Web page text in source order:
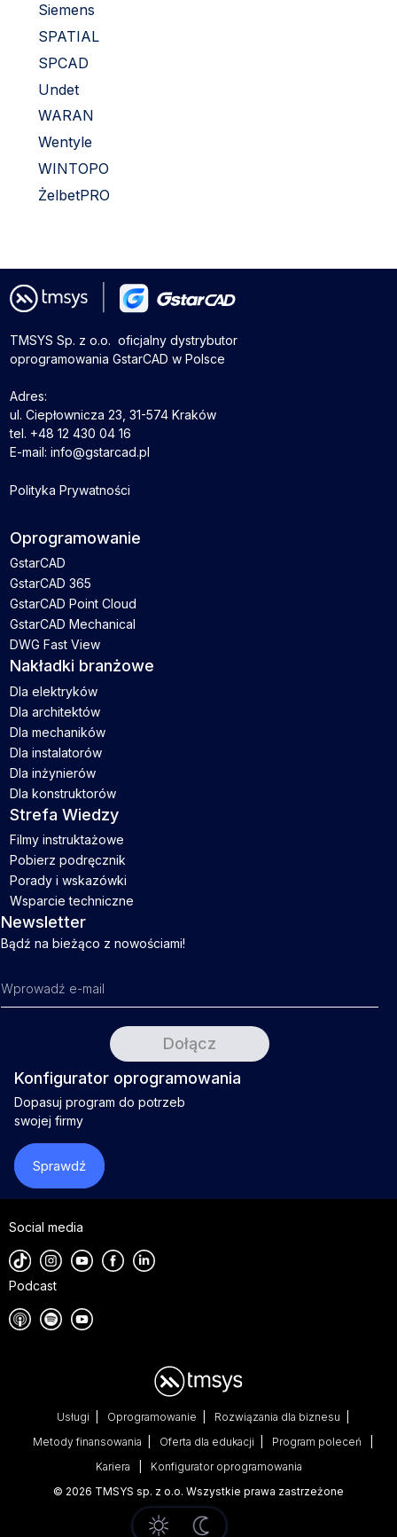
Siemens
SPATIAL
SPCAD
Undet
WARAN
Wentyle
WINTOPO
ŻelbetPRO
TMSYS Sp. z o.o. ­ oficjalny dystrybutor
oprogramowania GstarCAD w Polsce
Adres:
ul. Ciepłownicza 23, 31-574 Kraków
tel. +48 12 430 04 16
E-mail: info@gstarcad.pl
Polityka Prywatności
Oprogramowanie
GstarCAD
GstarCAD 365
GstarCAD Point Cloud
GstarCAD Mechanical
DWG Fast View
Nakładki branżowe
Dla elektryków
Dla architektów
Dla mechaników
Dla instalatorów
Dla inżynierów
Dla konstruktorów
Strefa Wiedzy
Filmy instruktażowe
Pobierz podręcznik
Porady i wskazówki
Wsparcie techniczne
Newsletter
Bądź na bieżąco z nowościami!
Konfigurator oprogramowania
Dopasuj program do potrzeb
swojej firmy
Sprawdź
Social media
Podcast
Usługi Oprogramowanie
Rozwiązania dla biznesu
Metody finansowania
Oferta dla edukacji
Program poleceń
Kariera
Konfigurator oprogramowania
© 2026 TMSYS sp. z o.o. Wszystkie prawa zastrzeżone